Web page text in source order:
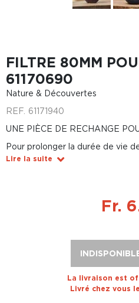
FILTRE 80MM
61170690
Nature & Découvertes
REF. 61171940
UNE PIÈCE DE RECHANGE
Pour prolonger la durée de vie
Lire la suite
Fr.
La livraison est
Livré chez vous